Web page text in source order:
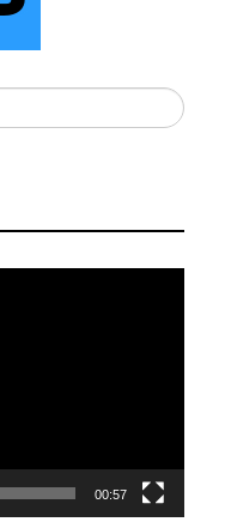
00:57